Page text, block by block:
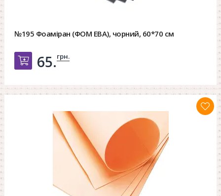
№195 Фоаміран (ФОМ ЕВА), чорний, 60*70 см
Добавить в корзину
65.грн.